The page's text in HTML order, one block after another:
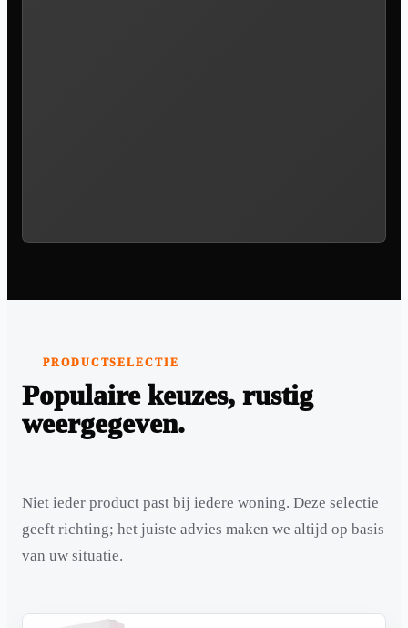
PRODUCTSELECTIE
Populaire keuzes, rustig
weergegeven.
Niet ieder product past bij iedere woning. Deze selectie
geeft richting; het juiste advies maken we altijd op basis
van uw situatie.